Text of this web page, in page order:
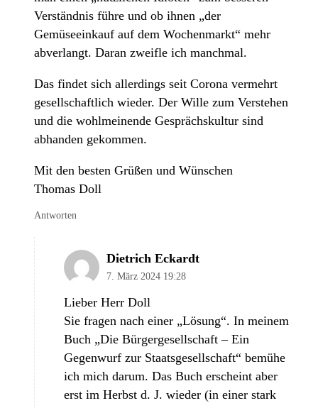
Verständnis führe und ob ihnen „der
Gemüseeinkauf auf dem Wochenmarkt“ mehr
abverlangt. Daran zweifle ich manchmal.
Das findet sich allerdings seit Corona vermehrt
gesellschaftlich wieder. Der Wille zum Verstehen
und die wohlmeinende Gesprächskultur sind
abhanden gekommen.
Mit den besten Grüßen und Wünschen
Thomas Doll
Antworten
Dietrich Eckardt
7. März 2024 19:28
Lieber Herr Doll
Sie fragen nach einer „Lösung“. In meinem
Buch „Die Bürgergesellschaft – Ein
Gegenwurf zur Staatsgesellschaft“ bemühe
ich mich darum. Das Buch erscheint aber
erst im Herbst d. J. wieder (in einer stark